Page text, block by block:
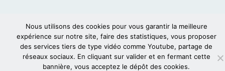
Nous utilisons des cookies pour vous garantir la meilleure
expérience sur notre site, faire des statistiques, vous proposer
des services tiers de type vidéo comme Youtube, partage de
réseaux sociaux. En cliquant sur valider et en fermant cette
bannière, vous acceptez le dépôt des cookies.